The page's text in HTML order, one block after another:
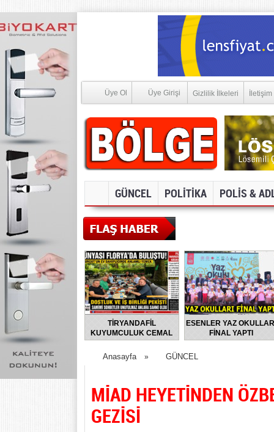
Üye Ol Üye Girişi Gizlilik İlkeleri İletişim
GÜNCEL POLİTİKA POLİS &
TİRYANDAFİL
KUYUMCULUK CEMAL
TURGUT’UN EV
SAHİPLİĞİNDE
FLORYA’DA ANLAMLI
ESENLER YAZ
FİNAL YAPTI
Anasayfa » GÜNCEL
MİAD HEYETİNDEN
GEZİSİ